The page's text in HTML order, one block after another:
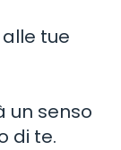
tue
un senso
di te.